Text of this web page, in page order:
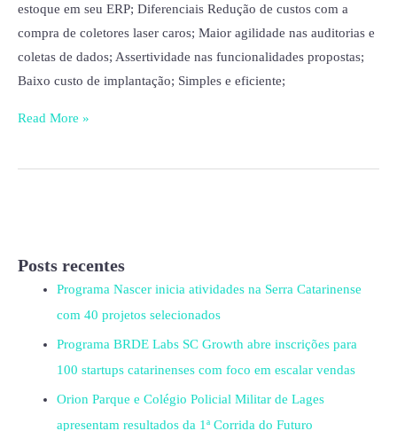
estoque em seu ERP; Diferenciais Redução de custos com a
compra de coletores laser caros; Maior agilidade nas auditorias e
coletas de dados; Assertividade nas funcionalidades propostas;
Baixo custo de implantação; Simples e eficiente;
Read More »
Posts recentes
Programa Nascer inicia atividades na Serra Catarinense
com 40 projetos selecionados
Programa BRDE Labs SC Growth abre inscrições para
100 startups catarinenses com foco em escalar vendas
Orion Parque e Colégio Policial Militar de Lages
apresentam resultados da 1ª Corrida do Futuro